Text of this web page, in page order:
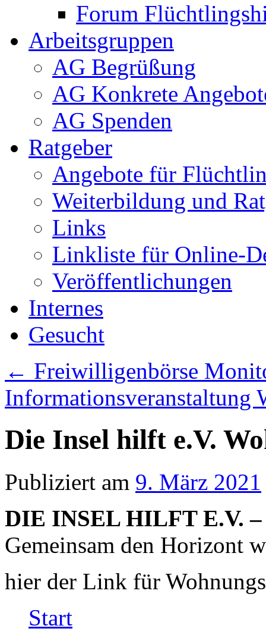
Forum
Arbeitsgruppen
AG Begrüßung
AG Konkrete
AG Spenden
Ratgeber
Angebote für
Weiterbildung und
Links
Linkliste für Online-
Veröffentlichungen
Internes
Gesucht
← Freiwilligenbörse
Informationsveranstaltung
Die Insel hilft e.V.
Publiziert am 9. März 2021
DIE INSEL HILFT E.V. –
Gemeinsam den Horizont
hier der Link für
Start